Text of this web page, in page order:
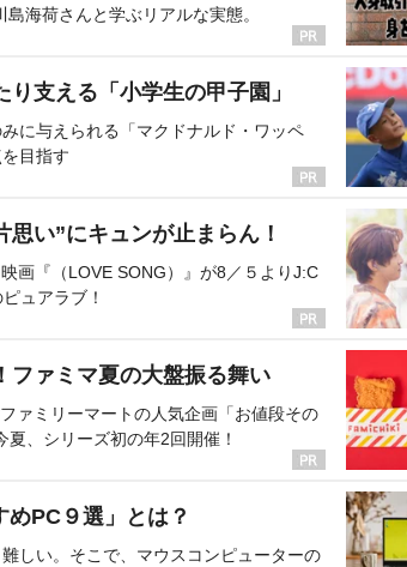
海荷さんと学ぶリアルな実態。
支える「小学生の甲子園」
に与えられる「マクドナルド・ワッペ
目指す
い”にキュンが止まらん！
画『（LOVE SONG）』が8／５よりJ:C
ュアラブ！
ファミマ夏の大盤振る舞い
ァミリーマートの人気企画「お値段その
、シリーズ初の年2回開催！
PC９選」とは？
しい。そこで、マウスコンピューターの